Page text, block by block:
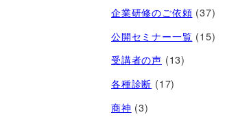
企業研修のご依頼 (37)
公開セミナー一覧 (15)
受講者の声 (13)
各種診断 (17)
商神 (3)